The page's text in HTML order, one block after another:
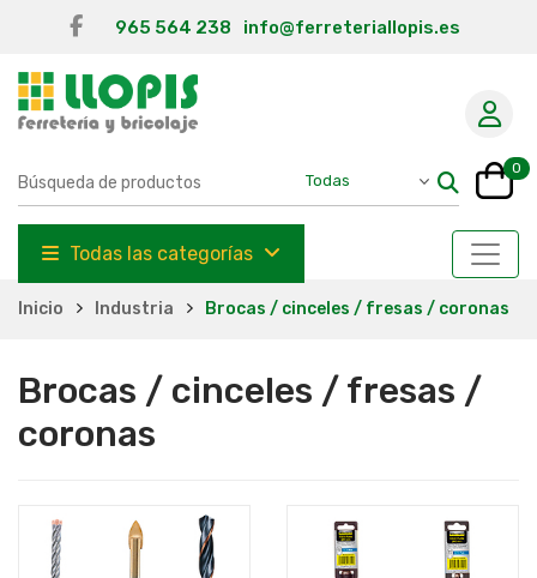
965 564 238 info@ferreteriallopis.es
0
Todas las categorías
Inicio Industria Brocas / cinceles / fresas / coronas
Brocas / cinceles / fresas /
coronas